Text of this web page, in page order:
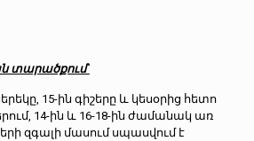
տարածքում`
15-ին գիշերը և կեսօրից հետո
14-ին և 16-18-ին ժամանակ առ
զգալի մասում սպասվում է